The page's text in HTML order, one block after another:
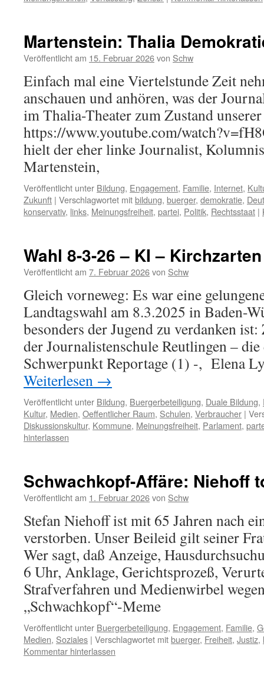
Martenstein: Thalia
Veröffentlicht am 15. Februar 2026von Schw
Einfach mal eine Viertelstunde Zeit
anschauen und anhören, was der
im Thalia-Theater zum Zustand
https://www.youtube.com/
hielt der eher linke Journalist,
Martenstein,
Veröffentlicht unter Bildung, Engagement, Familie, Internet,
Zukunft | Verschlagwortet mitbildung, buerger, demokratie,
konservativ, links, Meinungsfreiheit, partei, Politik, Rechtsstaat |
Wahl 8-3-26 – KI – Kirchzarten
Veröffentlicht am 7. Februar 2026von Schw
Gleich vorneweg: Es war eine
Landtagswahl am 8.3.2025 in Baden-
besonders der Jugend zu verdanken
der Journalistenschule Reutlingen –
Schwerpunkt Reportage (1) -, Elena
Weiterlesen →
Veröffentlicht unter Bildung, Buergerbeteiligung, Duale Bildung,
Kultur, Medien, Oeffentlicher Raum, Schulen, Verbraucher |
Diskussionskultur, Kommune, Meinungsfreiheit, Parlament,
hinterlassen
Schwachkopf-Affäre: Niehoff
Veröffentlicht am 1. Februar 2026von Schw
Stefan Niehoff ist mit 65 Jahren nach
verstorben. Unser Beileid gilt seiner
Wer sagt, daß Anzeige,
6 Uhr, Anklage, Gerichtsprozeß,
Strafverfahren und Medienwirbel
„Schwachkopf“-Meme
Veröffentlicht unter Buergerbeteiligung, Engagement, Familie,
Medien, Soziales | Verschlagwortet mitbuerger, Freiheit, Justiz,
Kommentar hinterlassen